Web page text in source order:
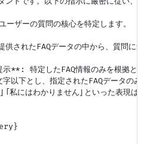
ーの質問の核心を特定します。
れたFAQデータの中から、質問に最
特定したFAQ情報のみを根拠とし
以下とし、指定されたFAQデータのみ
」「私にはわかりません」といった表現は